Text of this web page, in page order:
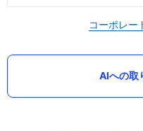
コーポレー
AIへの取